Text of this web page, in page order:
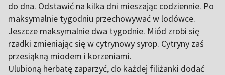
do dna. Odstawić na kilka dni mieszając codziennie. Po
maksymalnie tygodniu przechowywać w lodówce.
Jeszcze maksymalnie dwa tygodnie. Miód zrobi się
rzadki zmieniając się w cytrynowy syrop. Cytryny zaś
przesiąkną miodem i korzeniami.
Ulubioną herbatę zaparzyć, do każdej filiżanki dodać